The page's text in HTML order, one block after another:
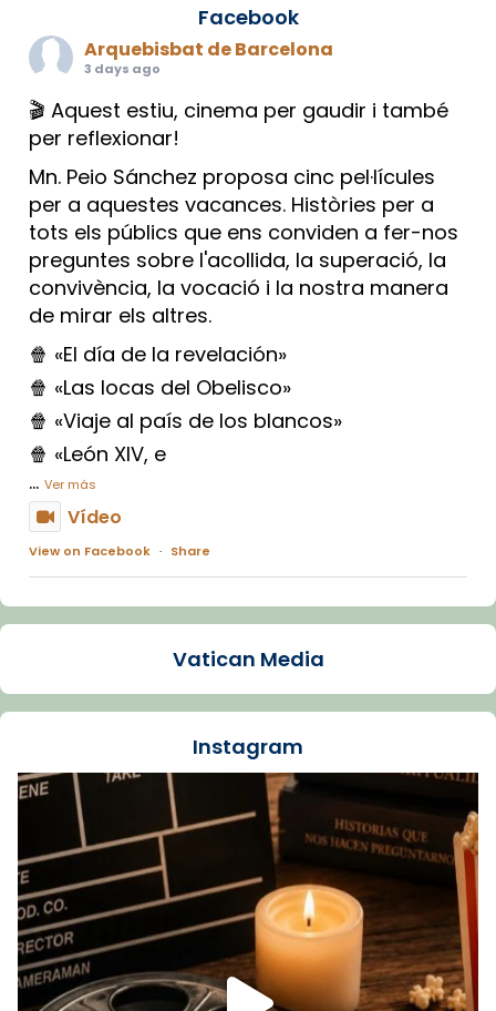
Facebook
Arquebisbat de Barcelona
3 days ago
🎬 Aquest estiu, cinema per gaudir i també
per reflexionar!
Mn. Peio Sánchez proposa cinc pel·lícules
per a aquestes vacances. Històries per a
tots els públics que ens conviden a fer-nos
preguntes sobre l'acollida, la superació, la
convivència, la vocació i la nostra manera
de mirar els altres.
🍿 «El día de la revelación»
🍿 «Las locas del Obelisco»
🍿 «Viaje al país de los blancos»
🍿 «León XIV, e
... Ver más
Vídeo
View on Facebook · Share
Arquebisbat de Barcelona
La Carmina va patir depressió. Fa gairebé
dos mesos, a l'Estadi Lluís Companys, la
Recupera l'entrevista comp
Vatican
tican News 👇
www.vaticannews.va/es/iglesia/news/2026-
07/carmina-historia-depresion-papa-viaje-
espana-testimoni...
Foto
View on Facebook · Share
Vatican Media
Instagram